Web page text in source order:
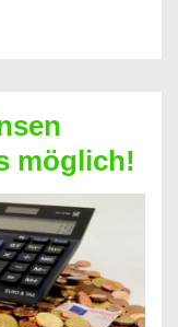
möglich!